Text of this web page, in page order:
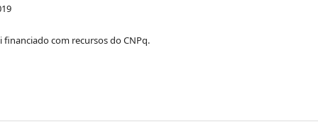
financiado com recursos do CNPq.